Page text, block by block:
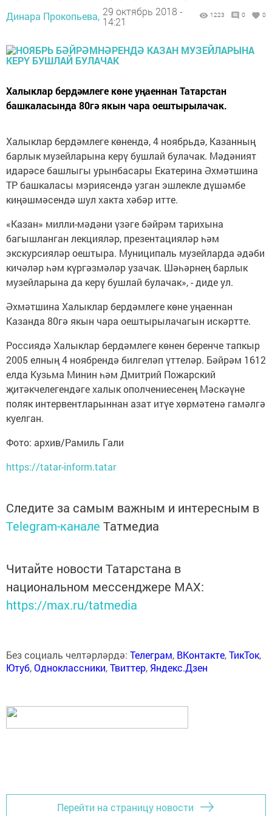
Динара Прокопьева, 29 октябрь 2018 -
14:21
1223 0 0
Халыклар бердәмлеге көне уңаеннан Татарстан
башкаласында 80гә якын чара оештырылачак.
Халыклар бердәмлеге көнендә, 4 ноябрьдә, Казанның
барлык музейларына керү бушлай булачак. Мәдәният
идарәсе башлыгы урынбасары Екатерина Әхмәтшина
ТР башкаласы мэриясендә узган эшлекле дүшәмбе
киңәшмәсендә шул хакта хәбәр итте.
«Казан» милли-мәдәни үзәге бәйрәм тарихына
багышланган лекцияләр, презентацияләр һәм
экскурсияләр оештыра. Муниципаль музейларда әдәби
кичәләр һәм күргәзмәләр узачак. Шәһәрнең барлык
музейларына да керү бушлай булачак», - диде ул.
Әхмәтшина Халыклар бердәмлеге көне уңаеннан
Казанда 80гә якын чара оештырылачагын искәртте.
Россиядә Халыклар бердәмлеге көнен беренче тапкыр
2005 елның 4 ноябрендә билгеләп үттеләр. Бәйрәм 1612
елда Кузьма Минин һәм Дмитрий Пожарский
җитәкчелегендәге халык ополчениесенең Мәскәүне
поляк интервентларыннан азат итүе хөрмәтенә гамәлгә
куелган.
Фото: архив/Рамиль Гали
https://tatar-inform.tatar
Следите за самым важным и интересным в
Telegram-канале Татмедиа
Читайте новости Татарстана в
национальном мессенджере MАХ:
https://max.ru/tatmedia
Без социаль челтәрләрдә: Телеграм, ВКонтакте,ТикТок,
Ютуб,Одноклассники,Твиттер, Яндекс.Дзен
Перейти на страницу новости